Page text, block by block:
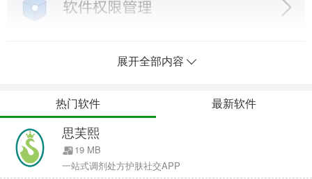
建议您将手机获取ROOT权限
1、打开腾讯手机管家，进入【安全防护】页面，点击进入【软件权限
展开全部内容
热门软件 最新软件
思芙熙
19 MB
一站式调剂处方护肤社交APP